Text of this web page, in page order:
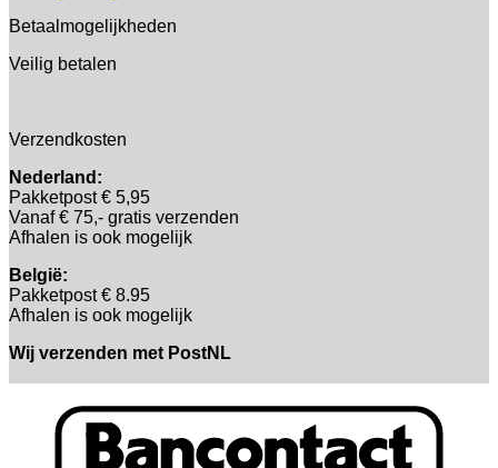
Betaalmogelijkheden
Veilig betalen
Verzendkosten
Nederland:
Pakketpost € 5,95
Vanaf € 75,- gratis verzenden
Afhalen is ook mogelijk
België:
Pakketpost € 8.95
Afhalen is ook mogelijk
Wij verzenden met PostNL